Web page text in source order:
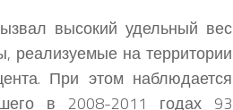
высокий удельный вес
реализуемые на территории
При этом наблюдается
в 2008-2011 годах 93